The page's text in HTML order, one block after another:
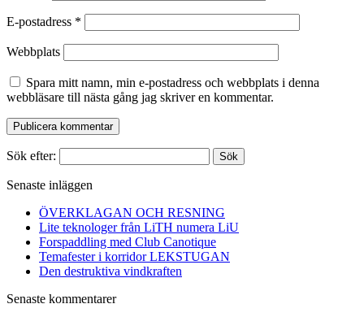
E-postadress *
Webbplats
Spara mitt namn, min e-postadress och webbplats i denna
webbläsare till nästa gång jag skriver en kommentar.
Sök efter:
Senaste inläggen
ÖVERKLAGAN OCH RESNING
Lite teknologer från LiTH numera LiU
Forspaddling med Club Canotique
Temafester i korridor LEKSTUGAN
Den destruktiva vindkraften
Senaste kommentarer